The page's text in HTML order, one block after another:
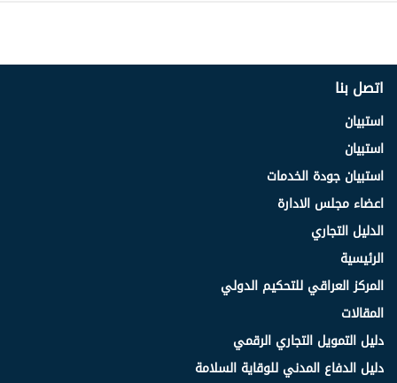
اتصل بنا
استبيان
استبيان
استبيان جودة الخدمات
اعضاء مجلس الادارة
الدليل التجاري
الرئيسية
المركز العراقي للتحكيم الدولي
المقالات
دليل التمويل التجاري الرقمي
دليل الدفاع المدني للوقاية السلامة